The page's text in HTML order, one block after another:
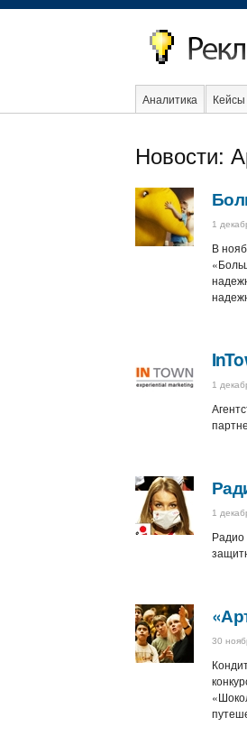
Аналитика Кейсы
Новости:
1
В
1
1
Радио
30